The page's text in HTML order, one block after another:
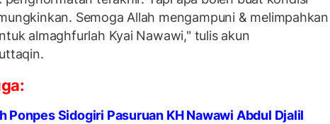
Semoga Allah mengampuni & melimpahkan
almaghfurlah Kyai Nawawi," tulis akun
Ponpes Sidogiri Pasuruan KH Nawawi Abdul Djalil